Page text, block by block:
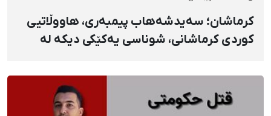
کرماشان؛ سەیدشەهاب پیمبەری، هاووڵاتیی
کوردی کرماشانی، شوناسی یەکێکی دیکە لە
جەنگییە